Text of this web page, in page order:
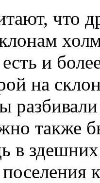
что
и
на
также
в